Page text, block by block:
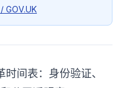
GOV.UK
间表：身份验证、